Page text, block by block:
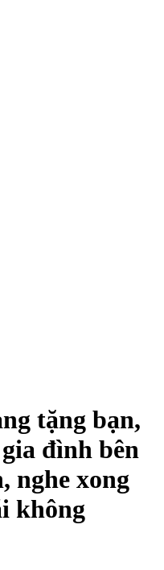
tặng bạn,
đình bên
nghe xong
không